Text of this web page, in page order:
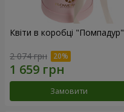
Квіти в коробці "Помпадур"
2 074 грн
Замовити